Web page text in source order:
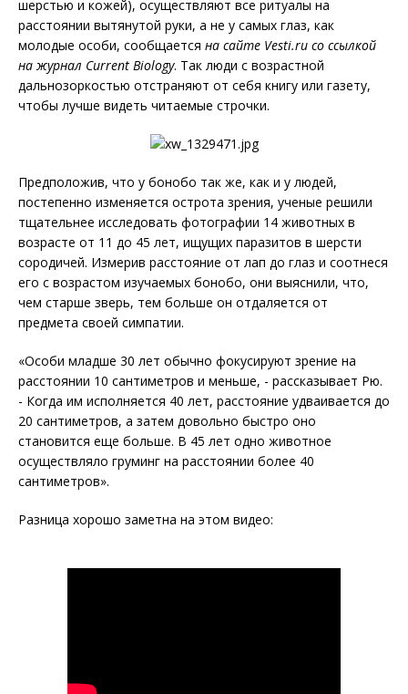
шерстью и кожей), осуществляют все ритуалы на
расстоянии вытянутой руки, а не у самых глаз, как
молодые особи, сообщается на сайте Vesti.ru со ссылкой
на журнал Current Biology. Так люди с возрастной
дальнозоркостью отстраняют от себя книгу или газету,
чтобы лучше видеть читаемые строчки.
Предположив, что у бонобо так же, как и у людей,
постепенно изменяется острота зрения, ученые решили
тщательнее исследовать фотографии 14 животных в
возрасте от 11 до 45 лет, ищущих паразитов в шерсти
сородичей. Измерив расстояние от лап до глаз и соотнеся
его с возрастом изучаемых бонобо, они выяснили, что,
чем старше зверь, тем больше он отдаляется от
предмета своей симпатии.
«Особи младше 30 лет обычно фокусируют зрение на
расстоянии 10 сантиметров и меньше, - рассказывает Рю.
- Когда им исполняется 40 лет, расстояние удваивается до
20 сантиметров, а затем довольно быстро оно
становится еще больше. В 45 лет одно животное
осуществляло груминг на расстоянии более 40
сантиметров».
Разница хорошо заметна на этом видео: